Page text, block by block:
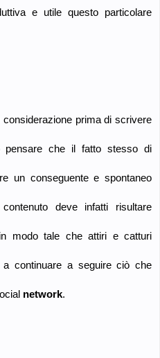
e utile questo particolare
prima di scrivere
che il fatto stesso di
un conseguente e spontaneo
deve infatti risultare
modo tale che attiri e catturi
continuare a seguire ciò che
network.